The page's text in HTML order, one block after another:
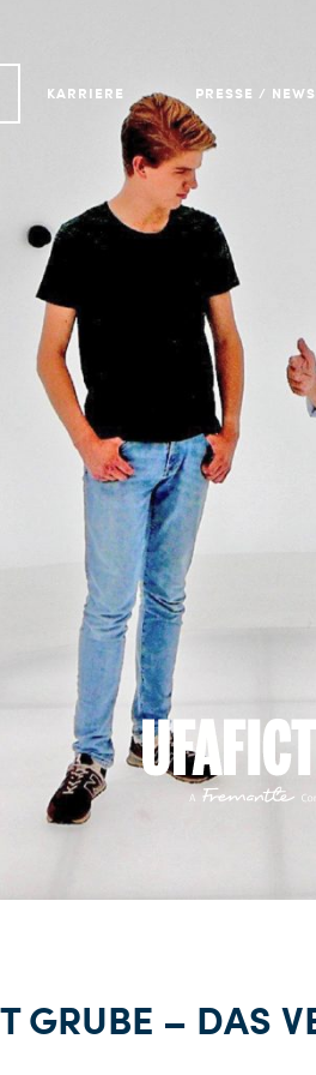
KARRIERE PRESSE / NEWS
GRUBE – DAS